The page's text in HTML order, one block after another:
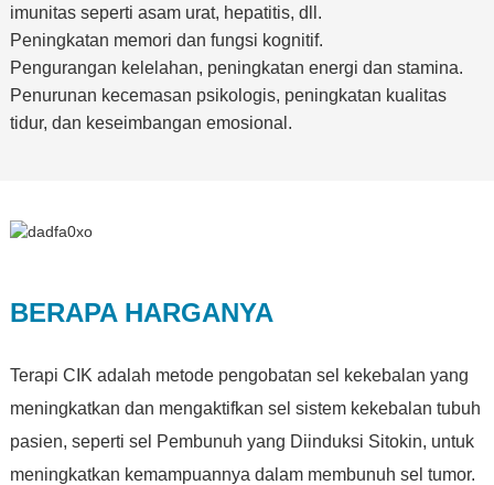
imunitas seperti asam urat, hepatitis, dll.
Peningkatan memori dan fungsi kognitif.
Pengurangan kelelahan, peningkatan energi dan stamina.
Penurunan kecemasan psikologis, peningkatan kualitas
tidur, dan keseimbangan emosional.
BERAPA HARGANYA
Terapi CIK adalah metode pengobatan sel kekebalan yang
meningkatkan dan mengaktifkan sel sistem kekebalan tubuh
pasien, seperti sel Pembunuh yang Diinduksi Sitokin, untuk
meningkatkan kemampuannya dalam membunuh sel tumor.